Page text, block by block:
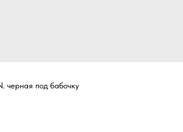
черная под бабочку